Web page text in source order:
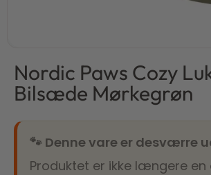
Nordic Paws Cozy
Bilsæde Mørkegrøn
🐾 Denne vare er desværre
Produktet er ikke længere en